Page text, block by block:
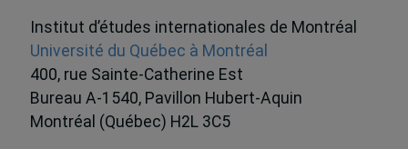
Institut d’études internationales de Montréal
Université du Québec à Montréal
400, rue Sainte-Catherine Est
Bureau A-1540, Pavillon Hubert-Aquin
Montréal (Québec) H2L 3C5